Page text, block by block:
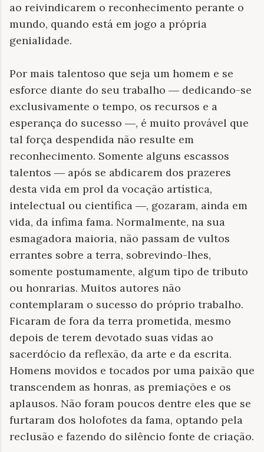
ao reivindicarem o reconhecimento perante o
mundo, quando está em jogo a própria
genialidade.
Por mais talentoso que seja um homem e se
esforce diante do seu trabalho — dedicando-se
exclusivamente o tempo, os recursos e a
esperança do sucesso —, é muito provável que
tal força despendida não resulte em
reconhecimento. Somente alguns escassos
talentos — após se abdicarem dos prazeres
desta vida em prol da vocação artística,
intelectual ou científica —, gozaram, ainda em
vida, da ínfima fama. Normalmente, na sua
esmagadora maioria, não passam de vultos
errantes sobre a terra, sobrevindo-lhes,
somente postumamente, algum tipo de tributo
ou honrarias. Muitos autores não
contemplaram o sucesso do próprio trabalho.
Ficaram de fora da terra prometida, mesmo
depois de terem devotado suas vidas ao
sacerdócio da reflexão, da arte e da escrita.
Homens movidos e tocados por uma paixão que
transcendem as honras, as premiações e os
aplausos. Não foram poucos dentre eles que se
furtaram dos holofotes da fama, optando pela
reclusão e fazendo do silêncio fonte de criação.